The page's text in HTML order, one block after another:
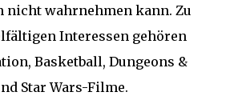
nicht wahrnehmen kann. Zu
Interessen gehören
Basketball, Dungeons &
Star Wars-Filme.